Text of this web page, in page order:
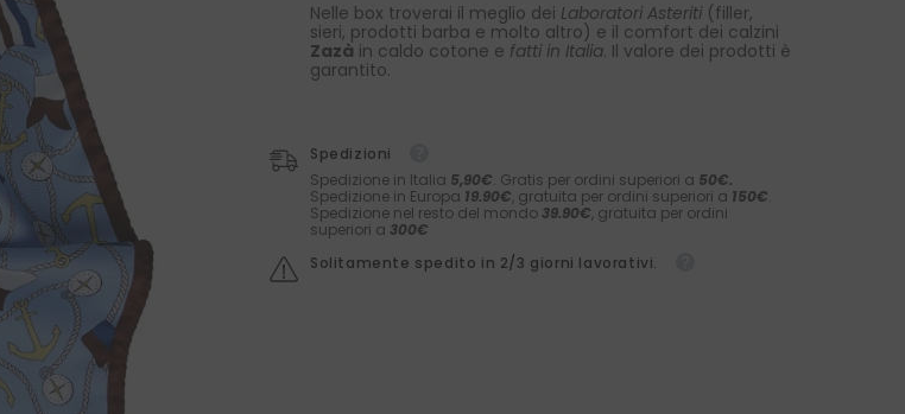
Nelle box troverai il meglio dei Laboratori Asteriti (filler,
sieri, prodotti barba e molto altro) e il comfort dei calzini
Zazà in caldo cotone e fatti in Italia. Il valore dei prodotti è
garantito.
Spedizioni
Spedizione in Italia 5,90€. Gratis per ordini superiori a 50€.
Spedizione in Europa 19.90€, gratuita per ordini superiori a 150€.
Spedizione nel resto del mondo 39.90€, gratuita per ordini
superiori a 300€
Solitamente spedito in 2/3 giorni lavorativi.